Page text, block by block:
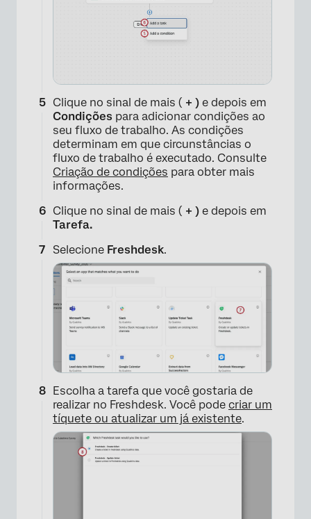
×
Clique no sinal de mais ( + ) e depois em
Condições para adicionar condições ao
seu fluxo de trabalho. As condições
determinam em que circunstâncias o
fluxo de trabalho é executado. Consulte
Criação de condições para obter mais
informações.
Clique no sinal de mais ( + ) e depois em
Tarefa.
Selecione Freshdesk.
Escolha a tarefa que você gostaria de
realizar no Freshdesk. Você pode criar um
tíquete ou atualizar um já existente.